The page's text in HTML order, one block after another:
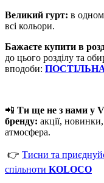
Великий гурт: в
всі кольори.
Бажаєте купити в
до цього розділу та
вподоби:
📲 Ти ще не з нами у
бренду: акції,
атмосфера.
👉 Тисни та
спільноти KOLOCO